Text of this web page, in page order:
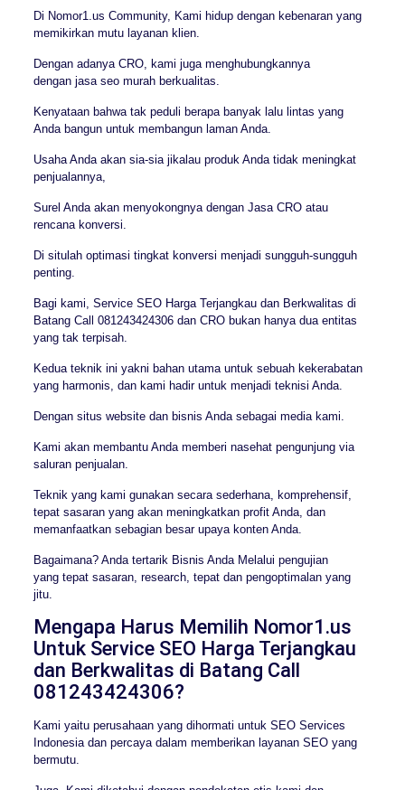
Di Nomor1.us Community, Kami hidup dengan kebenaran yang
memikirkan mutu layanan klien.
Dengan adanya CRO, kami juga menghubungkannya
dengan jasa seo murah berkualitas.
Kenyataan bahwa tak peduli berapa banyak lalu lintas yang
Anda bangun untuk membangun laman Anda.
Usaha Anda akan sia-sia jikalau produk Anda tidak meningkat
penjualannya,
Surel Anda akan menyokongnya dengan Jasa CRO atau
rencana konversi.
Di situlah optimasi tingkat konversi menjadi sungguh-sungguh
penting.
Bagi kami, Service SEO Harga Terjangkau dan Berkwalitas di
Batang Call 081243424306 dan CRO bukan hanya dua entitas
yang tak terpisah.
Kedua teknik ini yakni bahan utama untuk sebuah kekerabatan
yang harmonis, dan kami hadir untuk menjadi teknisi Anda.
Dengan situs website dan bisnis Anda sebagai media kami.
Kami akan membantu Anda memberi nasehat pengunjung via
saluran penjualan.
Teknik yang kami gunakan secara sederhana, komprehensif,
tepat sasaran yang akan meningkatkan profit Anda, dan
memanfaatkan sebagian besar upaya konten Anda.
Bagaimana? Anda tertarik Bisnis Anda Melalui pengujian
yang tepat sasaran, research, tepat dan pengoptimalan yang
jitu.
Mengapa Harus Memilih Nomor1.us
Untuk Service SEO Harga Terjangkau
dan Berkwalitas di Batang Call
081243424306?
Kami yaitu perusahaan yang dihormati untuk SEO Services
Indonesia dan percaya dalam memberikan layanan SEO yang
bermutu.